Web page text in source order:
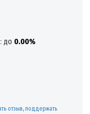
до 0.00%
отзыв, поддержать